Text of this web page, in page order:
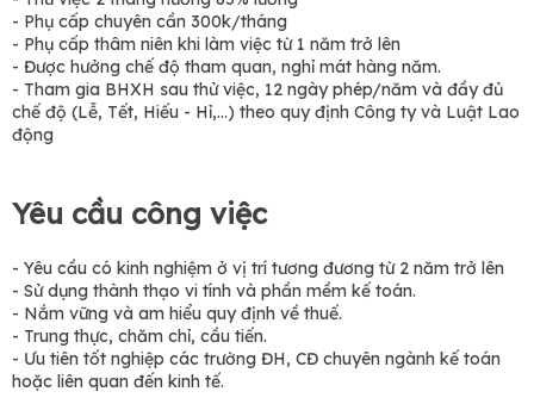
- Phụ cấp chuyên cần 300k/tháng
- Phụ cấp thâm niên khi làm việc từ 1 năm trở lên
- Được hưởng chế độ tham quan, nghỉ mát hàng năm.
- Tham gia BHXH sau thử việc, 12 ngày phép/năm và đầy đủ
chế độ (Lễ, Tết, Hiếu - Hỉ,…) theo quy định Công ty và Luật Lao
động
Yêu cầu công việc
- Yêu cầu có kinh nghiệm ở vị trí tương đương từ 2 năm trở lên
- Sử dụng thành thạo vi tính và phần mềm kế toán.
- Nắm vững và am hiểu quy định về thuế.
- Trung thực, chăm chỉ, cầu tiến.
- Ưu tiên tốt nghiệp các trường ĐH, CĐ chuyên ngành kế toán
hoặc liên quan đến kinh tế.